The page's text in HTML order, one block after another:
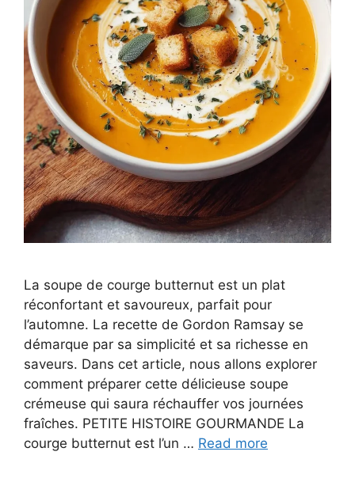
La soupe de courge butternut est un plat
réconfortant et savoureux, parfait pour
l’automne. La recette de Gordon Ramsay se
démarque par sa simplicité et sa richesse en
saveurs. Dans cet article, nous allons explorer
comment préparer cette délicieuse soupe
crémeuse qui saura réchauffer vos journées
fraîches. PETITE HISTOIRE GOURMANDE La
courge butternut est l’un … Read more